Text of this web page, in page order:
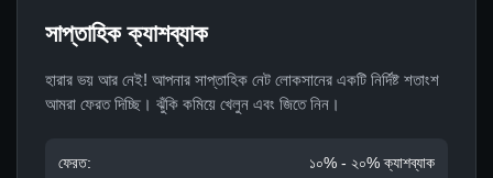
সাপ্তাহিক ক্যাশব্যাক
হারার ভয় আর নেই! আপনার সাপ্তাহিক নেট লোকসানের একটি নির্দিষ্ট শতাংশ
আমরা ফেরত দিচ্ছি। ঝুঁকি কমিয়ে খেলুন এবং জিতে নিন।
ফেরত:
১০% - ২০% ক্যাশব্যাক